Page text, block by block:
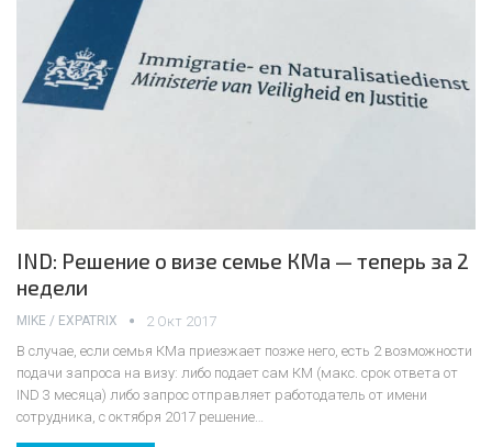
IND: Решение о визе семье КМа — теперь за 2
недели
MIKE / EXPATRIX
2 Окт 2017
В случае, если семья КМа приезжает позже него, есть 2 возможности
подачи запроса на визу: либо подает сам КМ (макс. срок ответа от
IND 3 месяца) либо запрос отправляет работодатель от имени
сотрудника, с октября 2017 решение…